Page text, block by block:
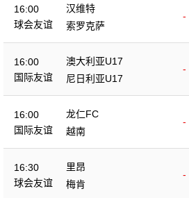
16:00
球会友谊
汉维特
-
索罗克萨
16:00
国际友谊
澳大利亚U17
-
尼日利亚U17
16:00
国际友谊
龙仁FC
-
越南
16:30
球会友谊
里昂
-
梅肯